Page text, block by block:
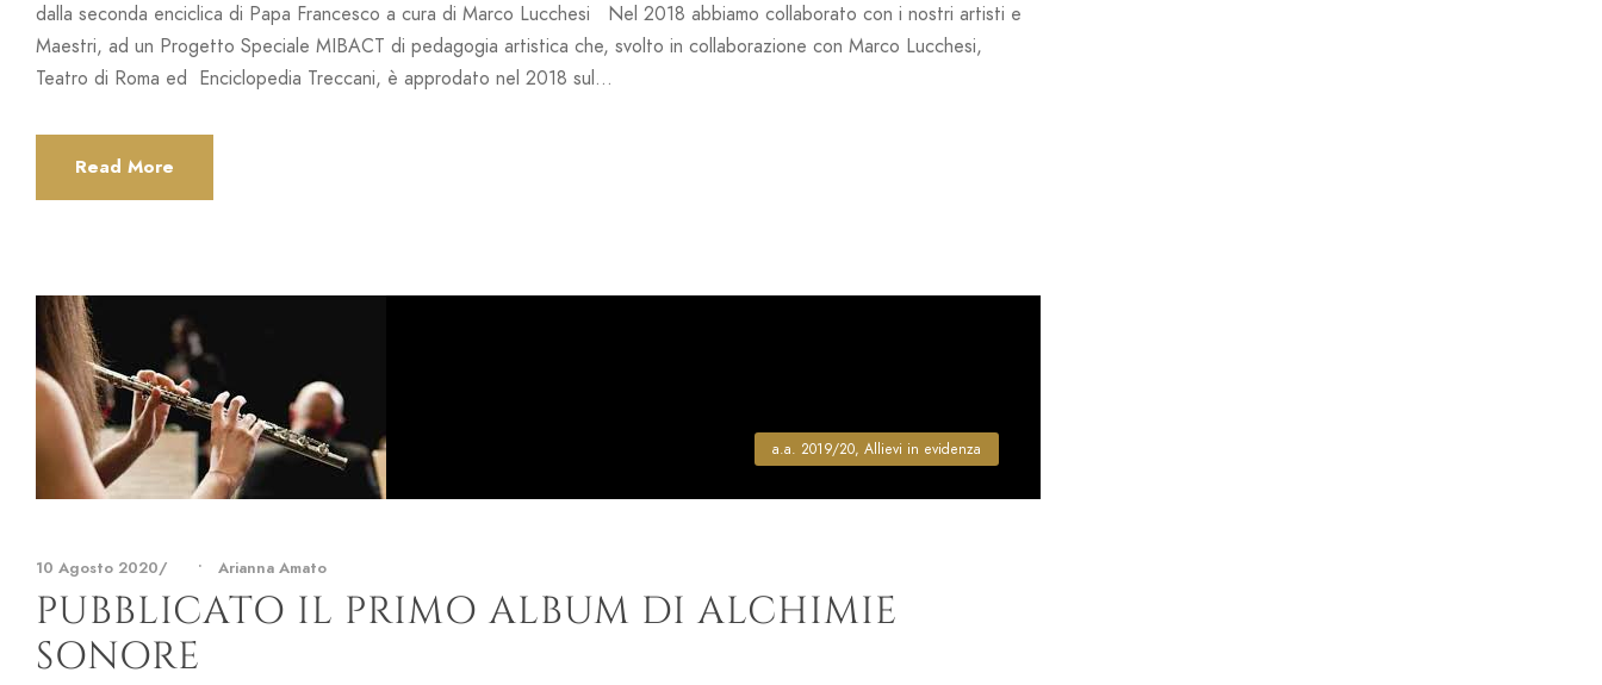
dalla seconda enciclica di Papa Francesco a cura di Marco Lucchesi Nel 2018 abbiamo collaborato con i nostri artisti e
Maestri, ad un Progetto Speciale MIBACT di pedagogia artistica che, svolto in collaborazione con Marco Lucchesi,
Teatro di Roma ed Enciclopedia Treccani, è approdato nel 2018 sul...
Read More
a.a. 2019/20, Allievi in evidenza
10 Agosto 2020 • Arianna Amato
PUBBLICATO IL PRIMO ALBUM DI ALCHIMIE
SONORE